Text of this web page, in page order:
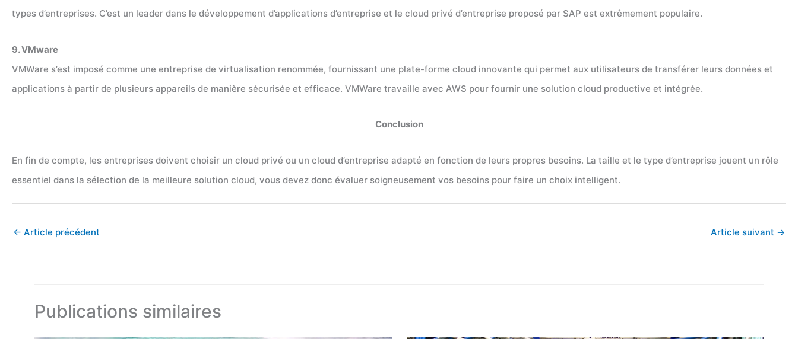
types d’entreprises. C’est un leader dans le développement d’applications d’entreprise et le cloud privé d’entreprise proposé par SAP est extrêmement populaire.
9. VMware
VMWare s’est imposé comme une entreprise de virtualisation renommée, fournissant une plate-forme cloud innovante qui permet aux utilisateurs de transférer leurs données et
applications à partir de plusieurs appareils de manière sécurisée et efficace. VMWare travaille avec AWS pour fournir une solution cloud productive et intégrée.
Conclusion
En fin de compte, les entreprises doivent choisir un cloud privé ou un cloud d’entreprise adapté en fonction de leurs propres besoins. La taille et le type d’entreprise jouent un rôle
essentiel dans la sélection de la meilleure solution cloud, vous devez donc évaluer soigneusement vos besoins pour faire un choix intelligent.
← Article précédent Article suivant →
Publications similaires